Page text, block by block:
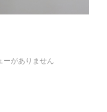
ーがありません